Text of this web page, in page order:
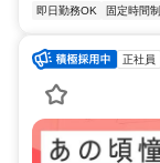
即日勤務OK 固定時間制
正社員